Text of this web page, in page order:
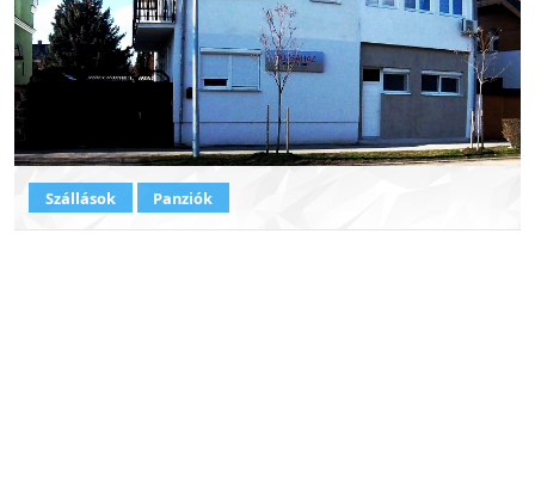
Szállások Panziók